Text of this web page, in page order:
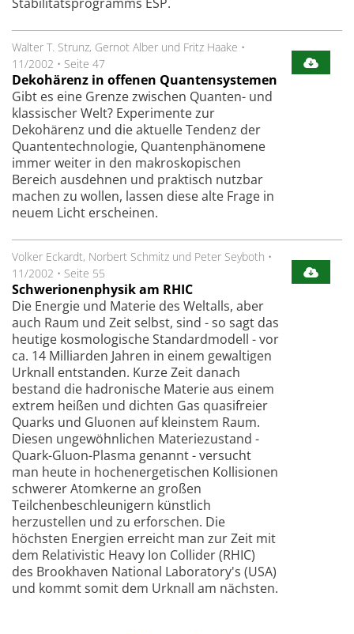
Walter T. Strunz, Gernot Alber und Fritz Haake •
11/2002 • Seite 47
Dekohärenz in offenen Quantensystemen
Gibt es eine Grenze zwischen Quanten- und
klassischer Welt? Experimente zur
Dekohärenz und die aktuelle Tendenz der
Quantentechnologie, Quantenphänomene
immer weiter in den makroskopischen
Bereich ausdehnen und praktisch nutzbar
machen zu wollen, lassen diese alte Frage in
neuem Licht erscheinen.
Volker Eckardt, Norbert Schmitz und Peter Seyboth •
11/2002 • Seite 55
Schwerionenphysik am RHIC
Die Energie und Materie des Weltalls, aber
auch Raum und Zeit selbst, sind - so sagt das
heutige kosmologische Standardmodell - vor
ca. 14 Milliarden Jahren in einem gewaltigen
Urknall entstanden. Kurze Zeit danach
bestand die hadronische Materie aus einem
extrem heißen und dichten Gas quasifreier
Quarks und Gluonen auf kleinstem Raum.
Diesen ungewöhnlichen Materiezustand -
Quark-Gluon-Plasma genannt - versucht
man heute in hochenergetischen Kollisionen
schwerer Atomkerne an großen
Teilchenbeschleunigern künstlich
herzustellen und zu erforschen. Die
höchsten Energien erreicht man zur Zeit mit
dem Relativistic Heavy Ion Collider (RHIC)
des Brookhaven National Laboratory's (USA)
und kommt somit dem Urknall am nächsten.